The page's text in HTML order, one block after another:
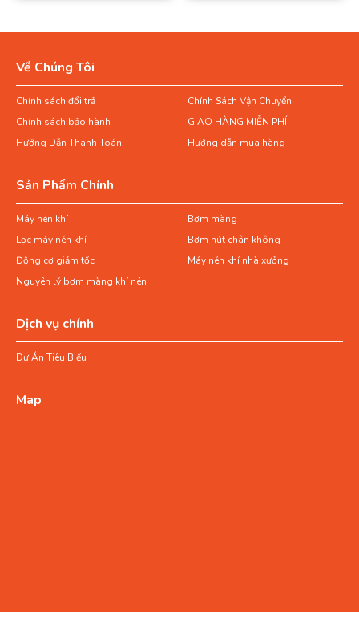
Về Chúng Tôi
Chính sách đổi trả
Chính Sách Vận Chuyển
Chính sách bảo hành
GIAO HÀNG MIỄN PHÍ
Hướng Dẫn Thanh Toán
Hướng dẫn mua hàng
Sản Phẩm Chính
Máy nén khí
Bơm màng
Lọc máy nén khí
Bơm hút chân không
Động cơ giảm tốc
Máy nén khí nhà xưởng
Nguyên lý bơm màng khí nén
Dịch vụ chính
Dự Án Tiêu Biểu
Map